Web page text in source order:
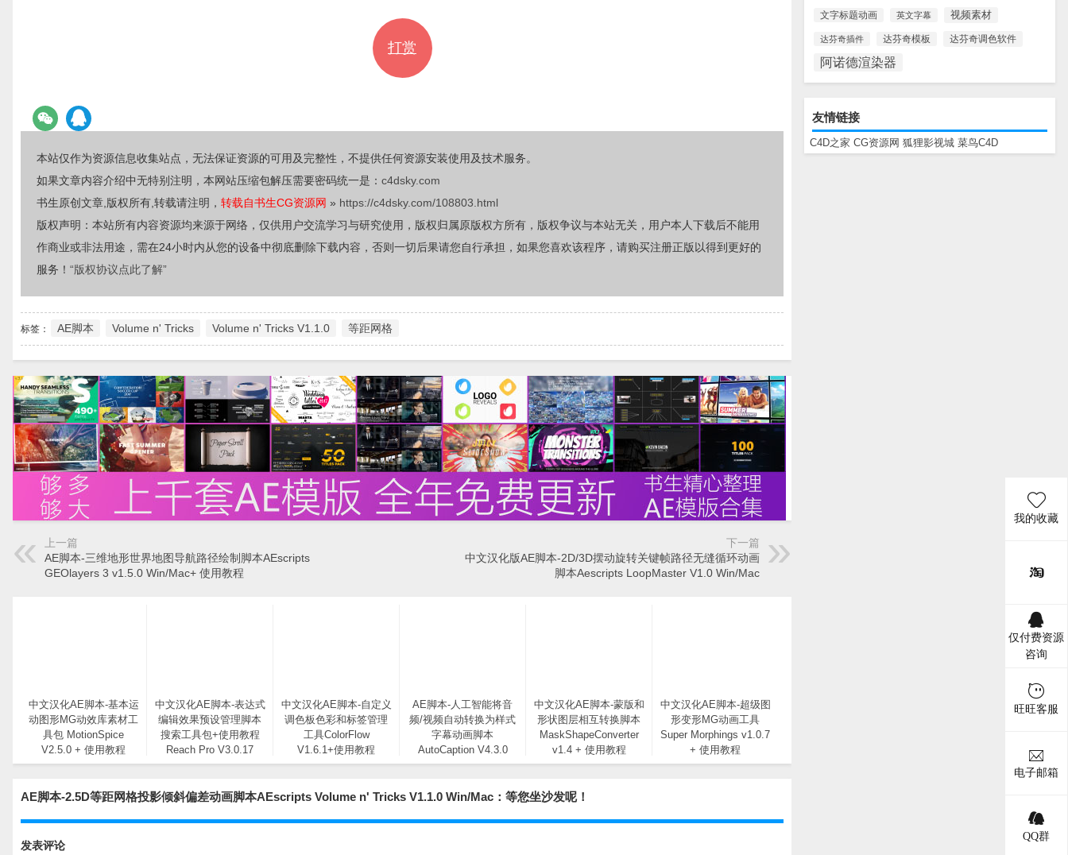
文字标题动画 英文字幕 视频素材
达芬奇插件 达芬奇模板 达芬奇调色软件
阿诺德渲染器
友情链接
C4D之家 CG资源网 狐狸影视城 菜鸟C4D
打赏
本站仅作为资源信息收集站点，无法保证资源的可用及完整性，不提供任何资源安装使用及技术服务。
如果文章内容介绍中无特别注明，本网站压缩包解压需要密码统一是： c4dsky.com
书生原创文章,版权所有,转载请注明， 转载自书生CG资源网 » https://c4dsky.com/108803.html
版权声明：本站所有内容资源均来源于网络，仅供用户交流学习与研究使用，版权归属原版权方所有，版权争议与本站无关，用户本人下载后不能用
作商业或非法用途，需在24小时内从您的设备中彻底删除下载内容，否则一切后果请您自行承担，如果您喜欢该程序，请购买注册正版以得到更好的
服务！ “版权协议点此了解”
标签： AE脚本 Volume n' Tricks Volume n' Tricks V1.1.0 等距网格
上一篇
AE脚本-三维地形世界地图导航路径绘制脚本AEscripts
GEOlayers 3 v1.5.0 Win/Mac+ 使用教程
下一篇
中文汉化版AE脚本-2D/3D摆动旋转关键帧路径无缝循环动画
脚本Aescripts LoopMaster V1.0 Win/Mac
中文汉化AE脚本-基本运
动图形MG动效库素材工
具包 MotionSpice
V2.5.0 + 使用教程
中文汉化AE脚本-表达式
编辑效果预设管理脚本
搜索工具包+使用教程
Reach Pro V3.0.17
中文汉化AE脚本-自定义
调色板色彩和标签管理
工具ColorFlow
V1.6.1+使用教程
AE脚本-人工智能将音
频/视频自动转换为样式
字幕动画脚本
AutoCaption V4.3.0
中文汉化AE脚本-蒙版和
形状图层相互转换脚本
MaskShapeConverter
v1.4 + 使用教程
中文汉化AE脚本-超级图
形变形MG动画工具
Super Morphings v1.0.7
+ 使用教程
AE脚本-2.5D等距网格投影倾斜偏差动画脚本AEscripts Volume n' Tricks V1.1.0 Win/Mac：等您坐沙发呢！
发表评论
我的收藏
仅付费资源
咨询
旺旺客服
电子邮箱
QQ群